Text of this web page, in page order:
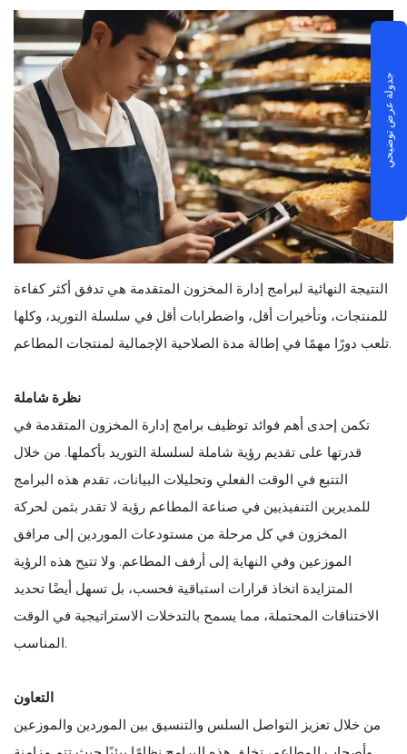
النتيجة النهائية لبرامج إدارة المخزون المتقدمة هي تدفق أكثر كفاءة
للمنتجات، وتأخيرات أقل، واضطرابات أقل في سلسلة التوريد، وكلها
تلعب دورًا مهمًا في إطالة مدة الصلاحية الإجمالية لمنتجات المطاعم.
نظرة شاملة
تكمن إحدى أهم فوائد توظيف برامج إدارة المخزون المتقدمة في
قدرتها على تقديم رؤية شاملة لسلسلة التوريد بأكملها. من خلال
التتبع في الوقت الفعلي وتحليلات البيانات، تقدم هذه البرامج
للمديرين التنفيذيين في صناعة المطاعم رؤية لا تقدر بثمن لحركة
المخزون في كل مرحلة من مستودعات الموردين إلى مرافق
الموزعين وفي النهاية إلى أرفف المطاعم. ولا تتيح هذه الرؤية
المتزايدة اتخاذ قرارات استباقية فحسب، بل تسهل أيضًا تحديد
الاختناقات المحتملة، مما يسمح بالتدخلات الاستراتيجية في الوقت
المناسب.
التعاون
من خلال تعزيز التواصل السلس والتنسيق بين الموردين والموزعين
جدولة عرض توضيحي